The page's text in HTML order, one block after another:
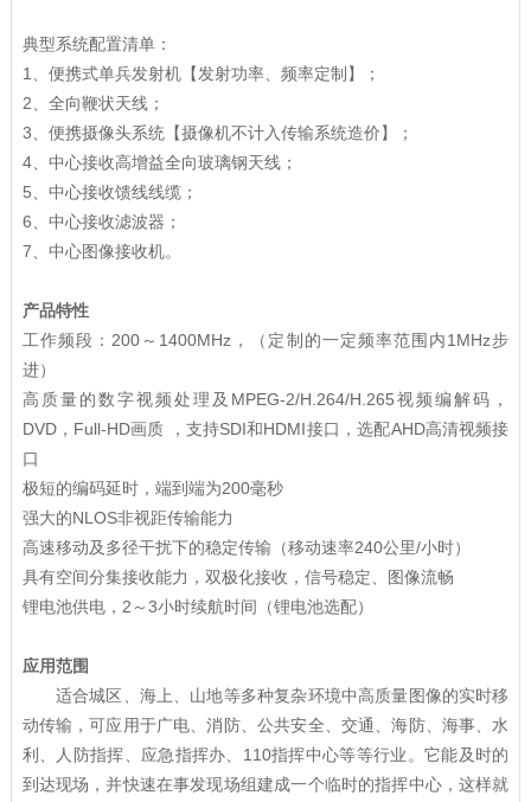
典型系统配置清单：
1、便携式单兵发射机【发射功率、频率定制】；
2、全向鞭状天线；
3、便携摄像头系统【摄像机不计入传输系统造价】；
4、中心接收高增益全向玻璃钢天线；
5、中心接收馈线线缆；
6、中心接收滤波器；
7、中心图像接收机。
产品特性
工作频段：200～1400MHz，（定制的一定频率范围内1MHz步
进）
高质量的数字视频处理及MPEG-2/H.264/H.265视频编解码，
DVD，Full-HD画质 ，支持SDI和HDMI接口，选配AHD高清视频接
口
极短的编码延时，端到端为200毫秒
强大的NLOS非视距传输能力
高速移动及多径干扰下的稳定传输（移动速率240公里/小时）
具有空间分集接收能力，双极化接收，信号稳定、图像流畅
锂电池供电，2～3小时续航时间（锂电池选配）
应用范围
适合城区、海上、山地等多种复杂环境中高质量图像的实时移
动传输，可应用于广电、消防、公共安全、交通、海防、海事、水
利、人防指挥、应急指挥办、110指挥中心等等行业。它能及时的
到达现场，并快速在事发现场组建成一个临时的指挥中心，这样就